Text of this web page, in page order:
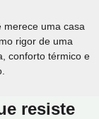
merece uma casa
rigor de uma
conforto térmico e
resiste